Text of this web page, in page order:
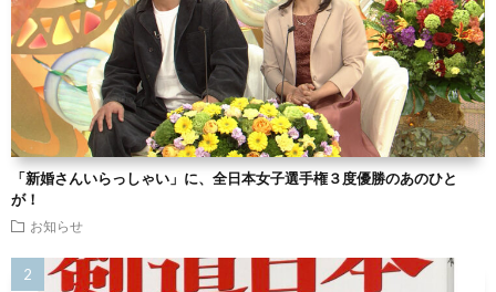
「新婚さんいらっしゃい」に、全日本女子選手権３度優勝のあのひと
が！
お知らせ